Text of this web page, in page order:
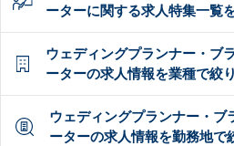
ーターに関する求人特集一覧
ウェディングプランナー・ブ
ーターの求人情報を業種で絞
ウェディングプランナー・ブ
ーターの求人情報を勤務地で